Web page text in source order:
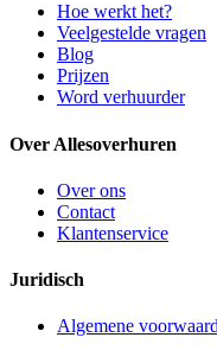
Hoe werkt het?
Veelgestelde vragen
Blog
Prijzen
Word verhuurder
Over Allesoverhuren
Over ons
Contact
Klantenservice
Juridisch
Algemene